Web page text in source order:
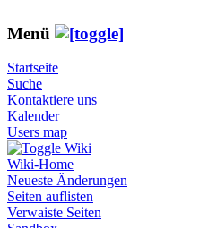
Menü
Startseite
Suche
Kontaktiere uns
Kalender
Users map
Wiki
Wiki-Home
Neueste Änderungen
Seiten auflisten
Verwaiste Seiten